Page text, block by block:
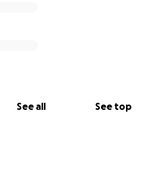
See all See top